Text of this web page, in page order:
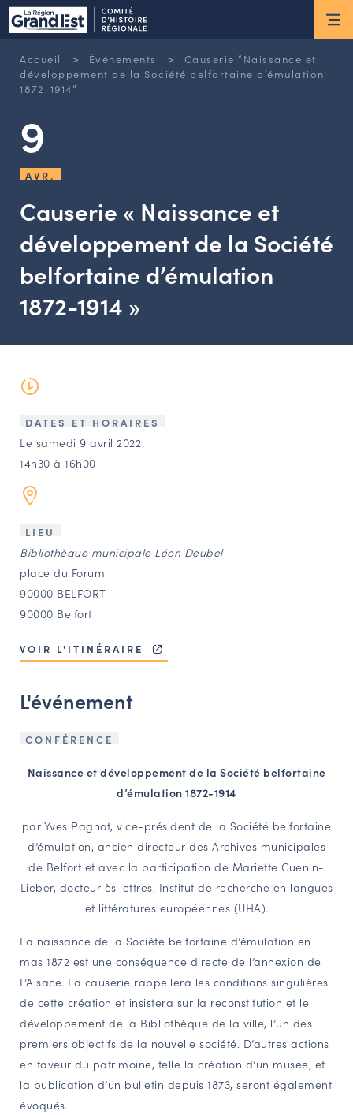
ESPACE MEMBRE
Actus
INSCRIPTION À LA NEWSLETTER
Nous connaître
LES MISSIONS DU CHR
L’ÉQUIPE DU CHR
LE CONSEIL DES ASSOCIATIONS
Agenda
Annuaire
Ressources
OFFRES D’EMPLOI ET DE STAGE
BOURSE D’ÉCHANGE
OUTILS EN LIGNE
Espace acteurs
PORTAIL CULTURE
Service Inventaire et Patrimoines de la Région Grand Est
VOUS ÊTES…
Amateurs d’histoire et de patrimoine
Responsables de structures
Étudiants & chercheurs
Accueil > Événements >
Causerie “Naissance et
développement de la Société belfortaine d’émulation
1872-1914”
9
AVR.
Causerie « Naissance et
développement de la Société
belfortaine d’émulation
1872-1914 »
DATES ET HORAIRES
Le samedi 9 avril 2022
14h30 à 16h00
LIEU
Bibliothèque municipale Léon Deubel
place du Forum
90000 BELFORT
90000 Belfort
VOIR L'ITINÉRAIRE
L'événement
CONFÉRENCE
Naissance et développement de la Société belfortaine
d’émulation 1872-1914
par Yves Pagnot, vice-président de la Société belfortaine
d’émulation, ancien directeur des Archives municipales
de Belfort et avec la participation de Mariette Cuenin-
Lieber, docteur ès lettres, Institut de recherche en langues
et littératures européennes (UHA).
La naissance de la Société belfortaine d’émulation en
mas 1872 est une conséquence directe de l’annexion de
L’Alsace. La causerie rappellera les conditions singulières
de cette création et insistera sur la reconstitution et le
développement de la Bibliothèque de la ville, l’un des
premiers objectifs de la nouvelle société. D’autres actions
en faveur du patrimoine, telle la création d’un musée, et
la publication d’un bulletin depuis 1873, seront également
évoqués.